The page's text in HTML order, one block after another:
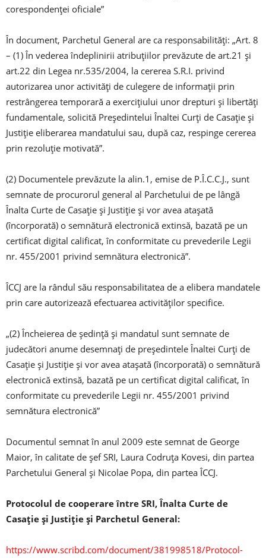
corespondenţei oficiale”
În document, Parchetul General are ca responsabilităţi: „Art. 8
– (1) În vederea îndeplinirii atribuţiilor prevăzute de art.21 şi
art.22 din Legea nr.535/2004, la cererea S.R.I. privind
autorizarea unor activităţi de culegere de informaţii prin
restrângerea temporară a exerciţiului unor drepturi şi libertăţi
fundamentale, solicită Preşedintelui Înaltei Curţi de Casaţie şi
Justiţie eliberarea mandatului sau, după caz, respinge cererea
prin rezoluţie motivată”.
(2) Documentele prevăzute la alin.1, emise de P.Î.C.C.J., sunt
semnate de procurorul general al Parchetului de pe lângă
Înalta Curte de Casaţie şi Justiţie şi vor avea ataşată
(încorporată) o semnătură electronică extinsă, bazată pe un
certificat digital calificat, în conformitate cu prevederile Legii
nr. 455/2001 privind semnătura electronică”.
ÎCCJ are la rândul său responsabilitatea de a elibera mandatele
prin care autorizează efectuarea activităţilor specifice.
„(2) Încheierea de şedinţă şi mandatul sunt semnate de
judecători anume desemnaţi de preşedintele Înaltei Curţi de
Casaţie şi Justiţie şi vor avea ataşată (încorporată) o semnătură
electronică extinsă, bazată pe un certificat digital calificat, în
conformitate cu prevederile Legii nr. 455/2001 privind
semnătura electronică”
Documentul semnat în anul 2009 este semnat de George
Maior, în calitate de şef SRI, Laura Codruţa Kovesi, din partea
Parchetului General şi Nicolae Popa, din partea ÎCCJ.
Protocolul de cooperare între SRI, Înalta Curte de
Casaţie şi Justiţie şi Parchetul General:
https://www.scribd.com/document/381998518/Protocol-